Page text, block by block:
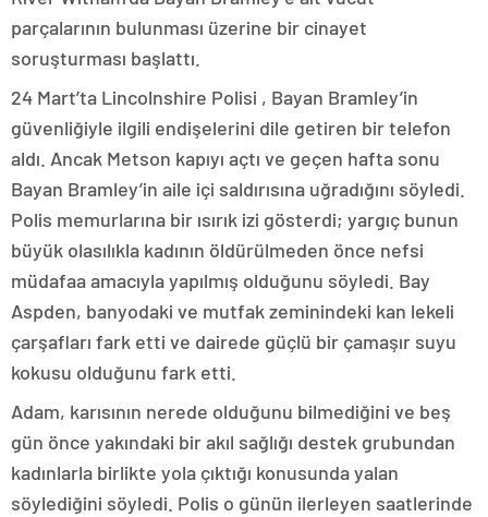
parçalarının bulunması üzerine bir cinayet
soruşturması başlattı.
24 Mart’ta Lincolnshire Polisi , Bayan Bramley’in
güvenliğiyle ilgili endişelerini dile getiren bir telefon
aldı. Ancak Metson kapıyı açtı ve geçen hafta sonu
Bayan Bramley’in aile içi saldırısına uğradığını söyledi.
Polis memurlarına bir ısırık izi gösterdi; yargıç bunun
büyük olasılıkla kadının öldürülmeden önce nefsi
müdafaa amacıyla yapılmış olduğunu söyledi. Bay
Aspden, banyodaki ve mutfak zeminindeki kan lekeli
çarşafları fark etti ve dairede güçlü bir çamaşır suyu
kokusu olduğunu fark etti.
Adam, karısının nerede olduğunu bilmediğini ve beş
gün önce yakındaki bir akıl sağlığı destek grubundan
kadınlarla birlikte yola çıktığı konusunda yalan
söylediğini söyledi. Polis o günün ilerleyen saatlerinde